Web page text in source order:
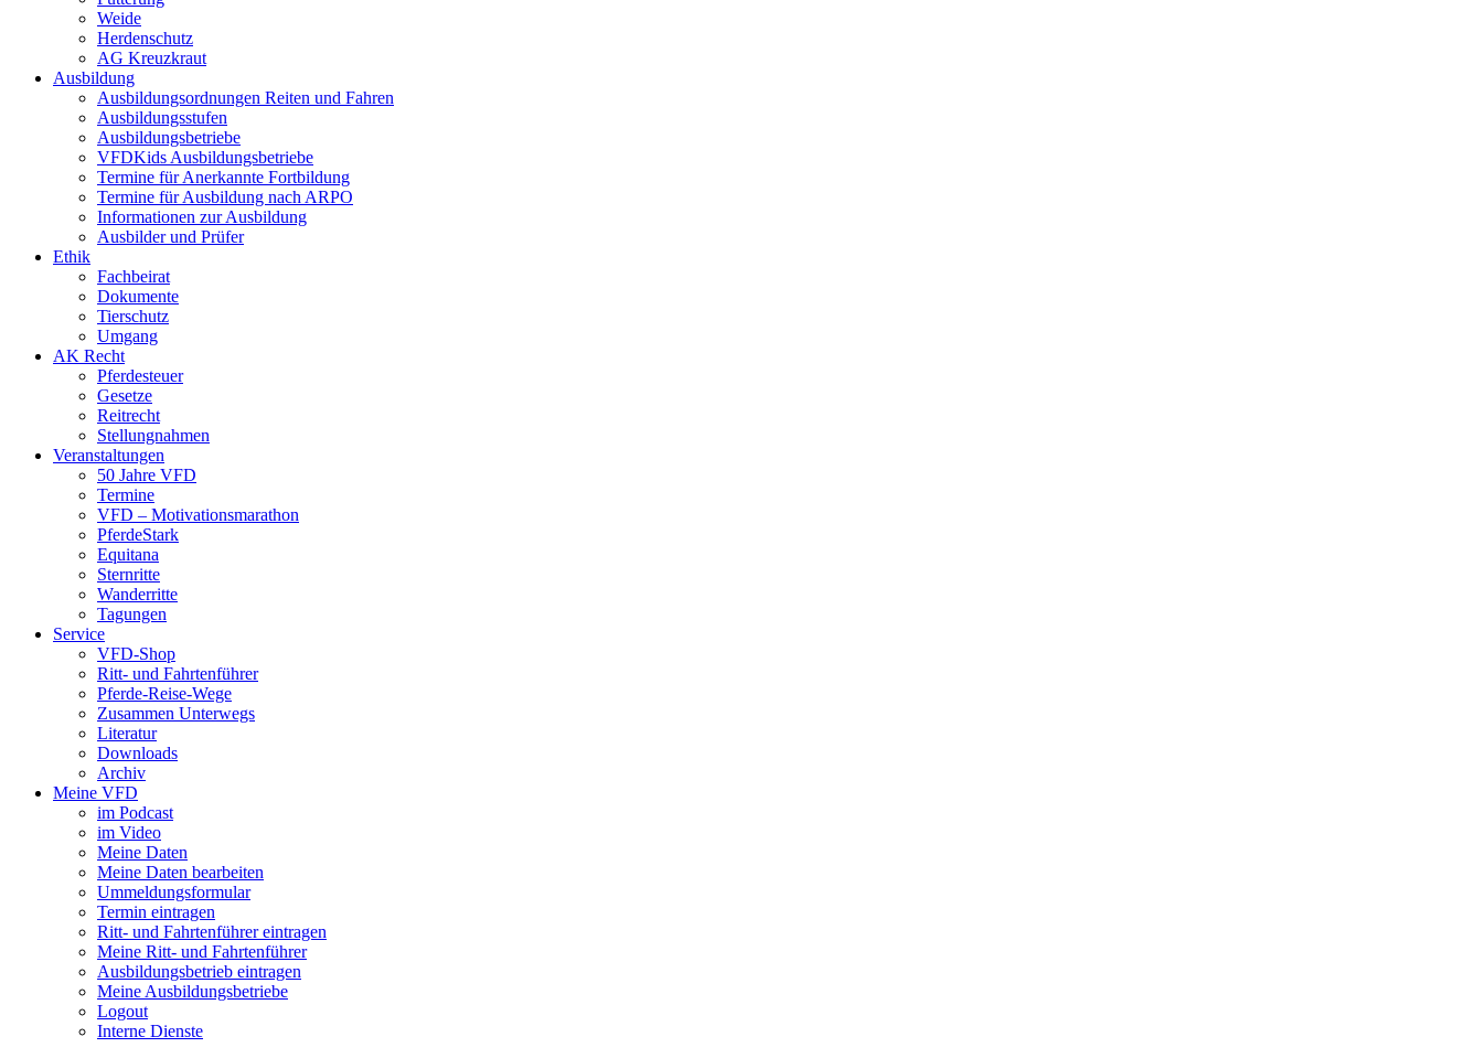
Weide
Herdenschutz
AG Kreuzkraut
Ausbildung
Ausbildungsordnungen Reiten und Fahren
Ausbildungsstufen
Ausbildungsbetriebe
VFDKids Ausbildungsbetriebe
Termine für Anerkannte Fortbildung
Termine für Ausbildung nach ARPO
Informationen zur Ausbildung
Ausbilder und Prüfer
Ethik
Fachbeirat
Dokumente
Tierschutz
Umgang
AK Recht
Pferdesteuer
Gesetze
Reitrecht
Stellungnahmen
Veranstaltungen
50 Jahre VFD
Termine
VFD – Motivationsmarathon
PferdeStark
Equitana
Sternritte
Wanderritte
Tagungen
Service
VFD-Shop
Ritt- und Fahrtenführer
Pferde-Reise-Wege
Zusammen Unterwegs
Literatur
Downloads
Archiv
Meine VFD
im Podcast
im Video
Meine Daten
Meine Daten bearbeiten
Ummeldungsformular
Termin eintragen
Ritt- und Fahrtenführer eintragen
Meine Ritt- und Fahrtenführer
Ausbildungsbetrieb eintragen
Meine Ausbildungsbetriebe
Logout
Interne Dienste